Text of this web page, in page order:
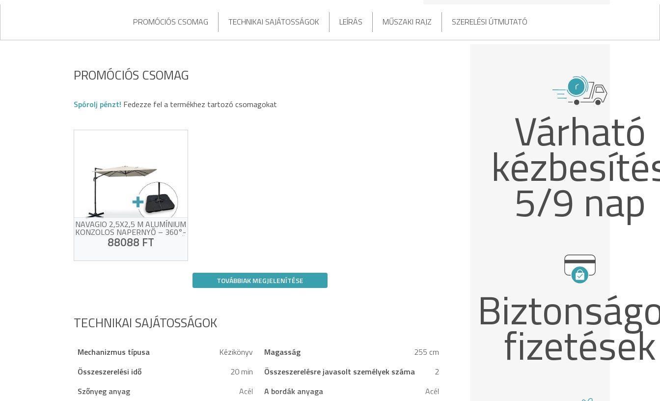
PROMÓCIÓS CSOMAG TECHNIKAI SAJÁTOSSÁGOK LEÍRÁS MŰSZAKI RAJZ SZERELÉSI ÚTMUTATÓ
PROMÓCIÓS CSOMAG
Spórolj pénzt! Fedezze fel a termékhez tartozó csomagokat
NAVAGIO 2,5X2,5 M ALUMÍNIUM
KONZOLOS NAPERNYŐ – 360°-
BAN FORGATHATÓ, DÖNTHETŐ,
BÉZS + BALLASZTLAPOK
88088 FT
TOVÁBBIAK MEGJELENÍTÉSE
TECHNIKAI SAJÁTOSSÁGOK
Mechanizmus típusa Kézikönyv Magasság
255 cm
Összeszerelési idő
20 min Összeszerelésre javasolt személyek száma
2
Szőnyeg anyag
Acél A bordák anyaga
Acél
Várható
5/9 nap
fizetések